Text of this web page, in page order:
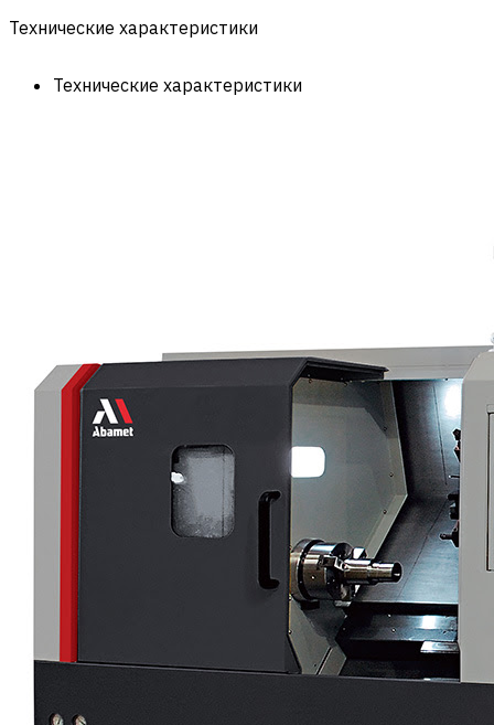
Технические характеристики
Технические характеристики